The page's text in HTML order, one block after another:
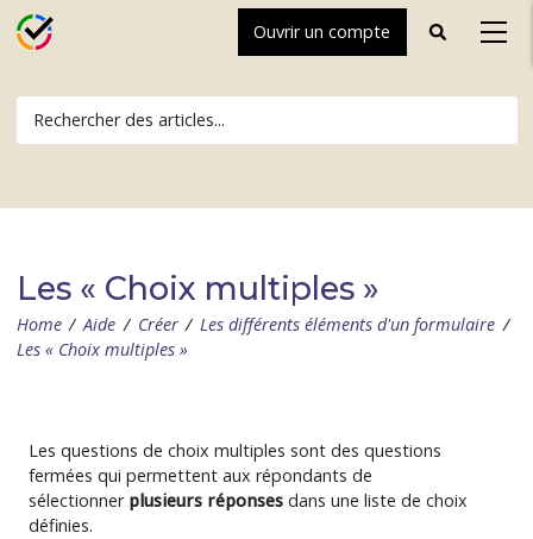
Ouvrir un compte Toggle
Les « Choix multiples »
Home / Aide / Créer / Les différents éléments d'un formulaire /
Les « Choix multiples »
Les questions de choix multiples sont des questions
fermées qui permettent aux répondants de
sélectionner plusieurs réponsesdans une liste de choix
définies.